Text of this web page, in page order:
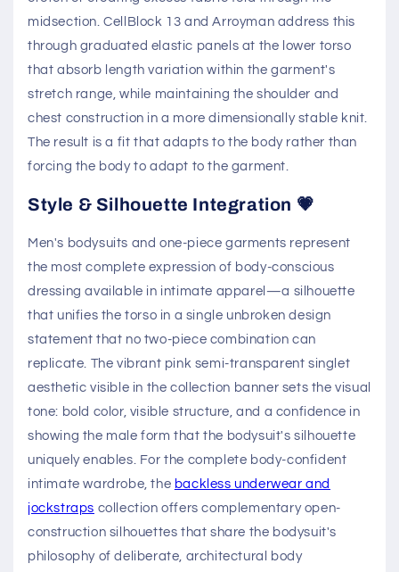
midsection. CellBlock 13 and Arroyman address this
through graduated elastic panels at the lower torso
that absorb length variation within the garment's
stretch range, while maintaining the shoulder and
chest construction in a more dimensionally stable knit.
The result is a fit that adapts to the body rather than
forcing the body to adapt to the garment.
Style & Silhouette Integration 💗
Men's bodysuits and one-piece garments represent
the most complete expression of body-conscious
dressing available in intimate apparel—a silhouette
that unifies the torso in a single unbroken design
statement that no two-piece combination can
replicate. The vibrant pink semi-transparent singlet
aesthetic visible in the collection banner sets the visual
tone: bold color, visible structure, and a confidence in
showing the male form that the bodysuit's silhouette
uniquely enables. For the complete body-confident
intimate wardrobe, the backless underwear and
jockstraps collection offers complementary open-
construction silhouettes that share the bodysuit's
philosophy of deliberate, architectural body